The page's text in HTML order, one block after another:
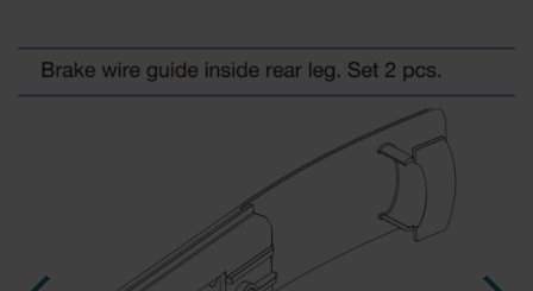
Wisselstukken
Blogs